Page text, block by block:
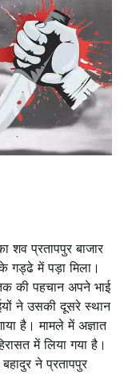
शव प्रतापपुर बाजार
गड्ढे में पड़ा मिला।
की पहचान अपने भाई
ने उसकी दूसरे स्थान
है। मामले में अज्ञात
में लिया गया है।
ने प्रतापपुर